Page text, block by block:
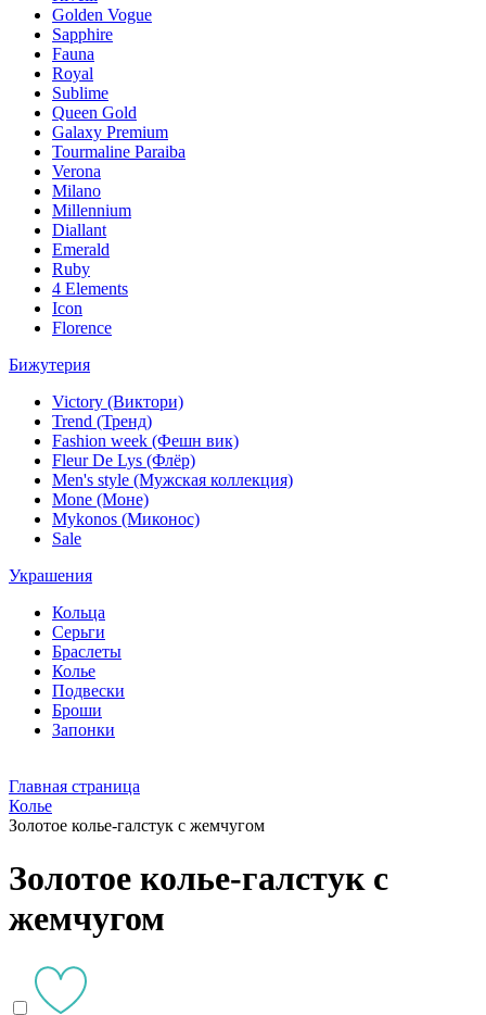
Golden Vogue
Sapphire
Fauna
Royal
Sublime
Queen Gold
Galaxy Premium
Tourmaline Paraiba
Verona
Milano
Millennium
Diallant
Emerald
Ruby
4 Elements
Icon
Florence
Бижутерия
Victory (Виктори)
Trend (Тренд)
Fashion week (Фешн вик)
Fleur De Lys (Флёр)
Men's style (Мужская коллекция)
Mone (Моне)
Mykonos (Миконос)
Sale
Украшения
Кольца
Серьги
Браслеты
Колье
Подвески
Броши
Запонки
Главная страница
Колье
Золотое колье-галстук с жемчугом
Золотое колье-галстук с
жемчугом